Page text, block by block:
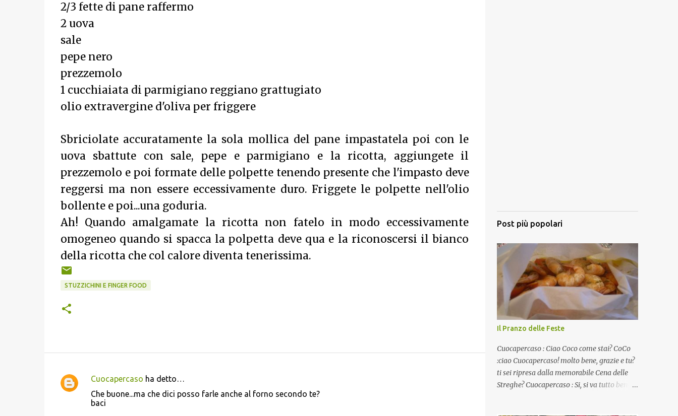
2/3 fette di pane raffermo
2 uova
sale
pepe nero
prezzemolo
1 cucchiaiata di parmigiano reggiano grattugiato
olio extravergine d'oliva per friggere
Sbriciolate accuratamente la sola mollica del pane impastatela poi con le
uova sbattute con sale, pepe e parmigiano e la ricotta, aggiungete il
prezzemolo e poi formate delle polpette tenendo presente che l'impasto deve
reggersi ma non essere eccessivamente duro. Friggete le polpette nell'olio
bollente e poi...una goduria.
Ah! Quando amalgamate la ricotta non fatelo in modo eccessivamente
omogeneo quando si spacca la polpetta deve qua e la riconoscersi il bianco
della ricotta che col calore diventa tenerissima.
STUZZICHINI E FINGER FOOD
C
Cuocapercaso ha detto…
Che buone...ma che dici posso farle anche al forno secondo te?
baci
Post più popolari
Il Pranzo delle Feste
Cuocapercaso : Ciao Coco come stai? CoCo
:ciao Cuocapercaso! molto bene, grazie e tu?
ti sei ripresa dalla memorabile Cena delle
Streghe? Cuocapercaso : Si, si va tutto bene…